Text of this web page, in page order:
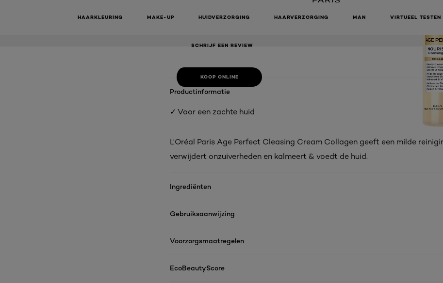
HAARKLEURING MAKE-UP HUIDVERZORGING HAARVERZORGING MAN VIRTUEEL TESTEN
CREAM COLLAGEN
SCHRIJF EEN REVIEW
KOOP ONLINE
Productinformatie
✓ Voor een zachte huid
L'Oréal Paris Age Perfect Cleasing Cream Collagen geeft een milde
verwijdert onzuiverheden en kalmeert & voedt de huid.
Ingrediënten
Gebruiksaanwijzing
Voorzorgsmaatregelen
EcoBeautyScore